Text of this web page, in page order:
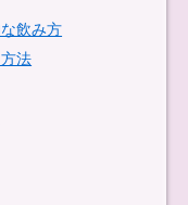
飲み方
法